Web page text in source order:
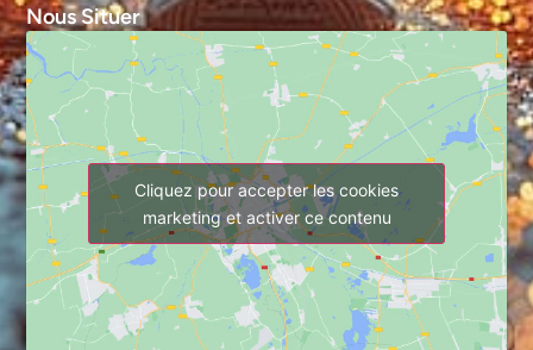
Nous Situer
Cliquez pour accepter les cookies
marketing et activer ce contenu